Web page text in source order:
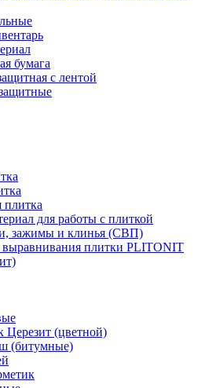
бумага
с лентой
плитка
для работы с плиткой
зажимы и клинья (СВП)
выравнивания плитки PLITONIT
Церезит (цветной)
(битумные)